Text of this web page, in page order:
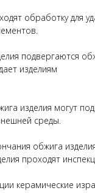
обработку для
подвергаются
изделиям
изделия могут
среды.
обжига
проходят
керамические